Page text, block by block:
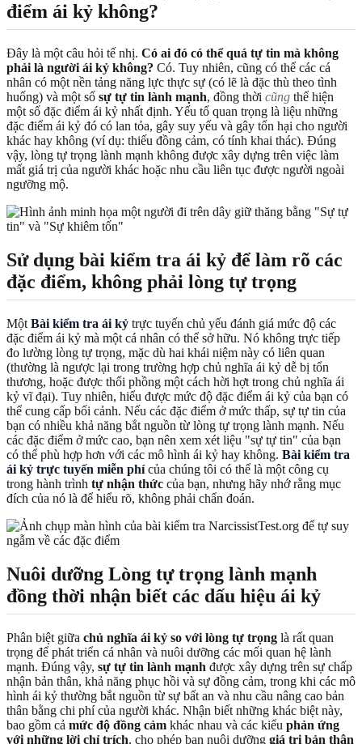
điểm ái kỷ không?
Đây là một câu hỏi tế nhị. Có ai đó có thể quá tự tin mà không
phải là người ái kỷ không? Có. Tuy nhiên, cũng có thể các cá
nhân có một nền tảng năng lực thực sự (có lẽ là đặc thù theo tình
huống) và một số sự tự tin lành mạnh, đồng thời cũng thể hiện
một số đặc điểm ái kỷ nhất định. Yếu tố quan trọng là liệu những
đặc điểm ái kỷ đó có lan tỏa, gây suy yếu và gây tổn hại cho người
khác hay không (ví dụ: thiếu đồng cảm, có tính khai thác). Đúng
vậy, lòng tự trọng lành mạnh không được xây dựng trên việc làm
mất giá trị của người khác hoặc nhu cầu liên tục được người ngoài
ngưỡng mộ.
Sử dụng bài kiểm tra ái kỷ để làm rõ các
đặc điểm, không phải lòng tự trọng
Một Bài kiểm tra ái kỷ trực tuyến chủ yếu đánh giá mức độ các
đặc điểm ái kỷ mà một cá nhân có thể sở hữu. Nó không trực tiếp
đo lường lòng tự trọng, mặc dù hai khái niệm này có liên quan
(thường là ngược lại trong trường hợp chủ nghĩa ái kỷ dễ bị tổn
thương, hoặc được thổi phồng một cách hời hợt trong chủ nghĩa ái
kỷ vĩ đại). Tuy nhiên, hiểu được mức độ đặc điểm ái kỷ của bạn có
thể cung cấp bối cảnh. Nếu các đặc điểm ở mức thấp, sự tự tin của
bạn có nhiều khả năng bắt nguồn từ lòng tự trọng lành mạnh. Nếu
các đặc điểm ở mức cao, bạn nên xem xét liệu "sự tự tin" của bạn
có thể phù hợp hơn với các mô hình ái kỷ hay không. Bài kiểm tra
ái kỷ trực tuyến miễn phícủa chúng tôi có thể là một công cụ
trong hành trình tự nhận thức của bạn, nhưng hãy nhớ rằng mục
đích của nó là để hiểu rõ, không phải chẩn đoán.
Nuôi dưỡng Lòng tự trọng lành mạnh
đồng thời nhận biết các dấu hiệu ái kỷ
Phân biệt giữa chủ nghĩa ái kỷ so với lòng tự trọng là rất quan
trọng để phát triển cá nhân và nuôi dưỡng các mối quan hệ lành
mạnh. Đúng vậy, sự tự tin lành mạnh được xây dựng trên sự chấp
nhận bản thân, khả năng phục hồi và sự đồng cảm, trong khi các mô
hình ái kỷ thường bắt nguồn từ sự bất an và nhu cầu nâng cao bản
thân bằng chi phí của người khác. Nhận biết những khác biệt này,
bao gồm cả mức độ đồng cảm khác nhau và các kiểu phản ứng
với những lời chỉ trích, cho phép bạn nuôi dưỡng giá trị bản thân